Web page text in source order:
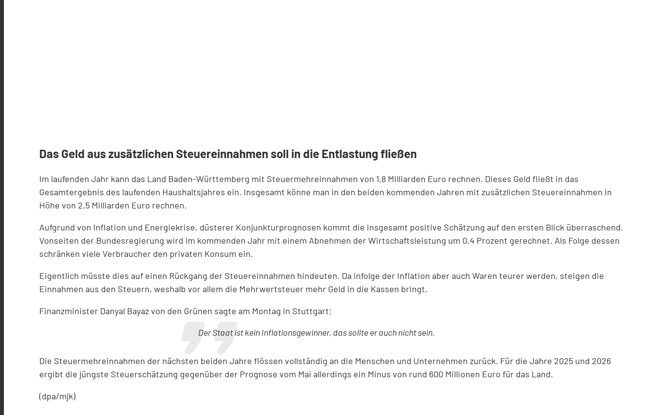
Das Geld aus zusätzlichen Steuereinnahmen soll in die Entlastung fließen
Im laufenden Jahr kann das Land Baden-Württemberg mit Steuermehreinnahmen von 1,8 Milliarden Euro rechnen. Dieses Geld fließt in das
Gesamtergebnis des laufenden Haushaltsjahres ein. Insgesamt könne man in den beiden kommenden Jahren mit zusätzlichen Steuereinnahmen in
Höhe von 2,5 Milliarden Euro rechnen.
Aufgrund von Inflation und Energiekrise, düsterer Konjunkturprognosen kommt die insgesamt positive Schätzung auf den ersten Blick überraschend.
Vonseiten der Bundesregierung wird im kommenden Jahr mit einem Abnehmen der Wirtschaftsleistung um 0,4 Prozent gerechnet. Als Folge dessen
schränken viele Verbraucher den privaten Konsum ein.
Eigentlich müsste dies auf einen Rückgang der Steuereinnahmen hindeuten. Da infolge der Inflation aber auch Waren teurer werden, steigen die
Einnahmen aus den Steuern, weshalb vor allem die Mehrwertsteuer mehr Geld in die Kassen bringt.
Finanzminister Danyal Bayaz von den Grünen sagte am Montag in Stuttgart:
Der Staat ist kein Inflationsgewinner, das sollte er auch nicht sein.
Die Steuermehreinnahmen der nächsten beiden Jahre flössen vollständig an die Menschen und Unternehmen zurück. Für die Jahre 2025 und 2026
ergibt die jüngste Steuerschätzung gegenüber der Prognose vom Mai allerdings ein Minus von rund 600 Millionen Euro für das Land.
(dpa/mjk)